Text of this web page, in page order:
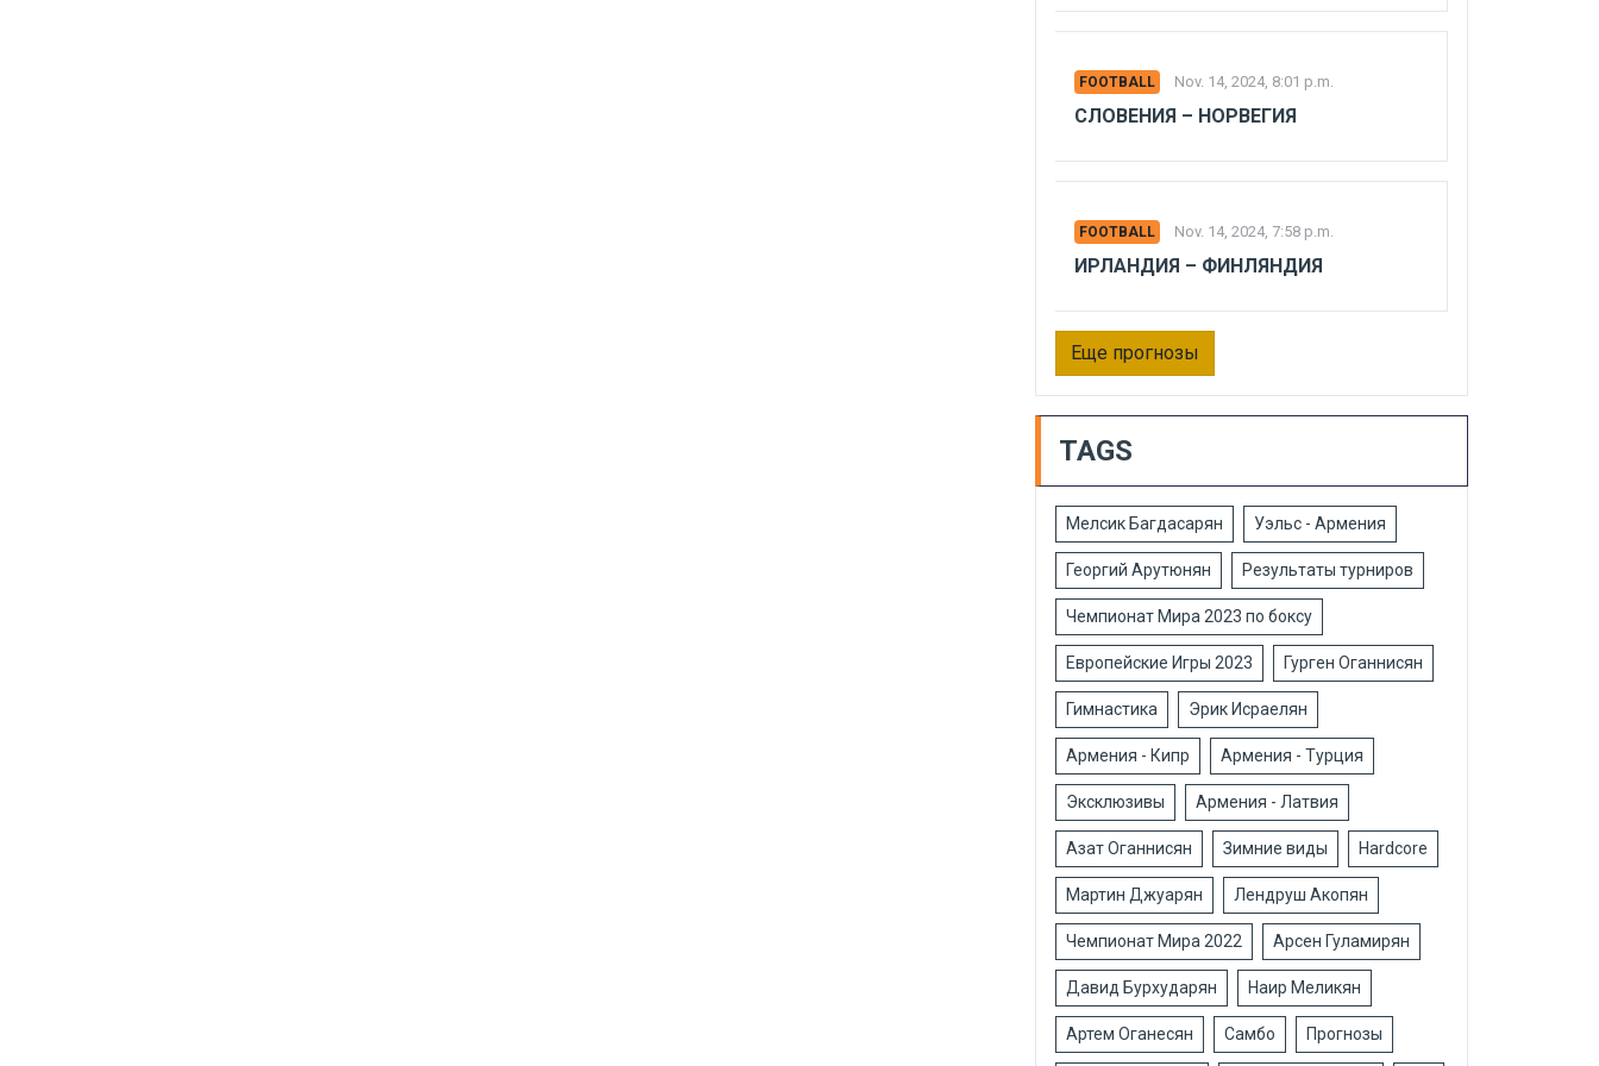
FOOTBALL Nov. 14, 2024, 8:01 p.m.
СЛОВЕНИЯ – НОРВЕГИЯ
FOOTBALL Nov. 14, 2024, 7:58 p.m.
ИРЛАНДИЯ – ФИНЛЯНДИЯ
Еще прогнозы
TAGS
Мелсик Багдасарян Уэльс - Армения
Георгий Арутюнян Результаты турниров
Чемпионат Мира 2023 по боксу
Европейские Игры 2023 Гурген Оганнисян
Гимнастика Эрик Исраелян
Армения - Кипр Армения - Турция
Эксклюзивы Армения - Латвия
Азат Оганнисян Зимние виды Hardcore
Мартин Джуарян Лендруш Акопян
Чемпионат Мира 2022 Арсен Гуламирян
Давид Бурхударян Наир Меликян
Артем Оганесян Самбо Прогнозы